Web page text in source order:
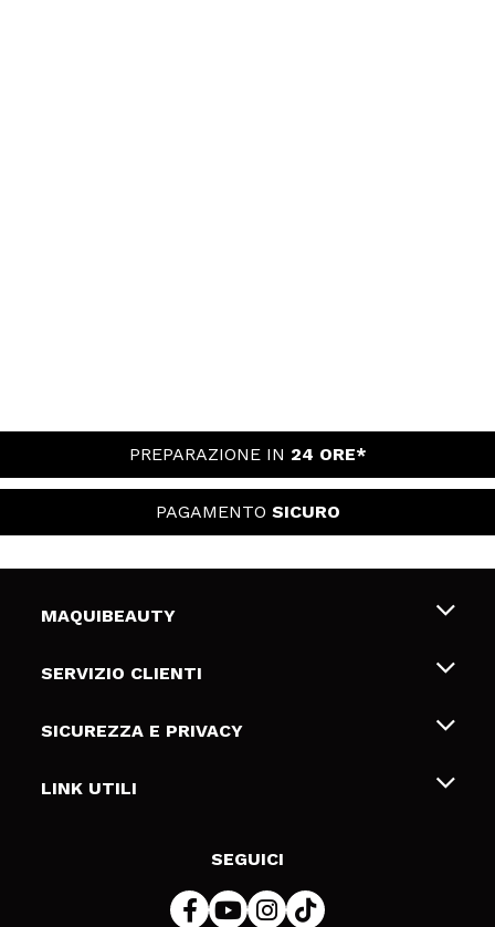
PREPARAZIONE IN 24 ORE*
PAGAMENTO SICURO
MAQUIBEAUTY
Chi siamo
Gift Cards
SERVIZIO CLIENTI
Spedizioni & Resi
Metodi di pagamamento
SICUREZZA E PRIVACY
Termini e condizioni
LINK UTILI
SEGUICI